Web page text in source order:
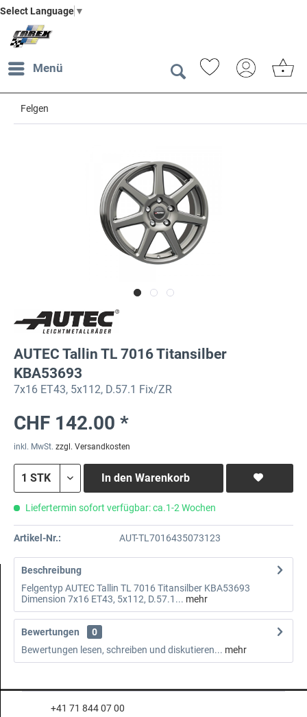
Select Language ▼
Menü
Felgen
AUTEC Tallin TL 7016 Titansilber
KBA53693
7x16 ET43, 5x112, D.57.1 Fix/ZR
CHF 142.00 *
inkl. MwSt. zzgl. Versandkosten
In den Warenkorb
Liefertermin sofort verfügbar: ca.1-2 Wochen
Artikel-Nr.: AUT-TL7016435073123
Beschreibung
Felgentyp AUTEC Tallin TL 7016 Titansilber KBA53693
Dimension 7x16 ET43, 5x112, D.57.1... mehr
Bewertungen
0
Bewertungen lesen, schreiben und diskutieren... mehr
+41 71 844 07 00